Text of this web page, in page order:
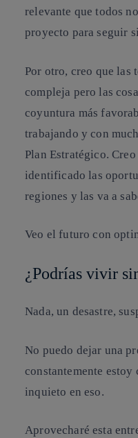
relevante que todos
proyecto para seguir
Por otro, creo que las
compleja pero las
coyuntura más
trabajando y con
Plan Estratégico.
identificado las
regiones y las va a
Veo el futuro con
¿Podrías vivir
Nada, un desastre,
No puedo dejar una
constantemente estoy
inquieto en eso.
Aprovecharé esta